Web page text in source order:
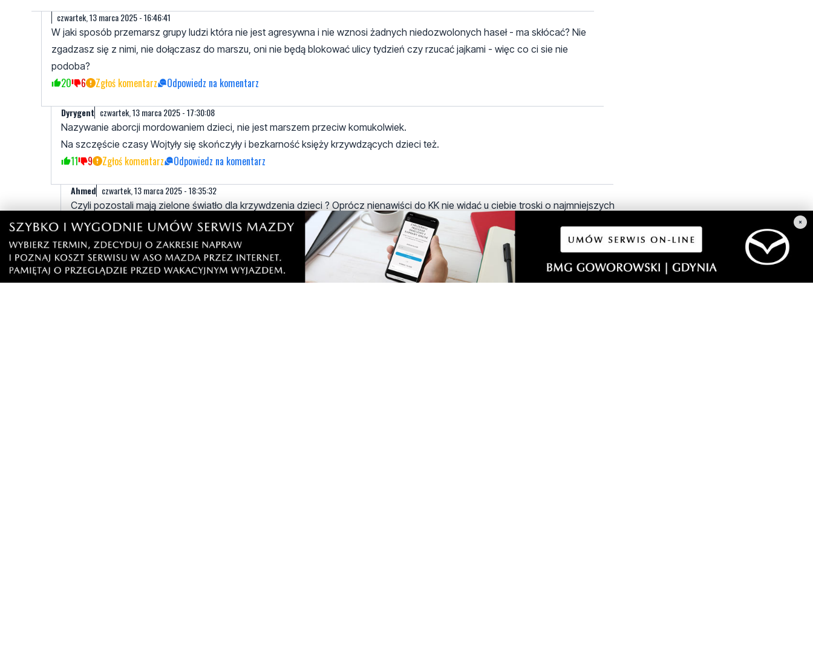
czwartek, 13 marca 2025 - 16:46:41
W jaki sposób przemarsz grupy ludzi która nie jest agresywna i nie wznosi żadnych niedozwolonych haseł - ma skłócać? Nie
zgadzasz się z nimi, nie dołączasz do marszu, oni nie będą blokować ulicy tydzień czy rzucać jajkami - więc co ci sie nie
podoba?
20 6 Zgłoś komentarz Odpowiedz na komentarz
Dyrygent czwartek, 13 marca 2025 - 17:30:08
Nazywanie aborcji mordowaniem dzieci, nie jest marszem przeciw komukolwiek.
Na szczęście czasy Wojtyły się skończyły i bezkarność księży krzywdzących dzieci też.
11 9 Zgłoś komentarz Odpowiedz na komentarz
Ahmed czwartek, 13 marca 2025 - 18:35:32
Czyli pozostali mają zielone światło dla krzywdzenia dzieci ? Oprócz nienawiści do KK nie widać u ciebie troski o najmniejszych
ty bucu.
10 9 Zgłoś komentarz Odpowiedz na komentarz
Dyrygent czwartek, 13 marca 2025 - 19:48:07
Żadna instytucja, oprócz Kościoła, nie stworzyła systemowego mechanizmu chronienia sprawców i umożliwiania im dalszego
×